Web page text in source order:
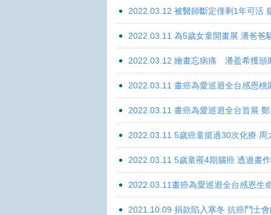
2022.03.12 被醫師斷定僅剩1年可活
2022.03.11 為5歲女童開畫展 潘爸爸
2022.03.12 繪畫忘病痛 潘盈希獲頒
2022.03.11 畫癌為愛巡迴全台感恩
2022.03.11 畫癌為愛巡迴全台首展
2022.03.11 5歲癌童挺過30次化療
2022.03.11 5歲童罹4期腦癌 透過畫
2022.03.11畫癌為愛巡迴全台感恩
2021.10.09 捐款陷入寒冬 抗癌鬥士